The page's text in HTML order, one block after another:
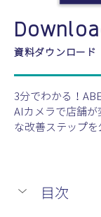
資料ダウンロード
3分でわかる！
AIカメラで店舗が
な改善ステップを
目次